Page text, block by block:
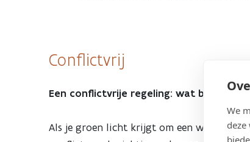
We
Conflictvrij
Een conflictvrije regeling: wat betekent
Als je groen licht krijgt om een weg over